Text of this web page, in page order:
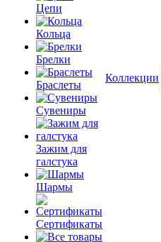
Цепи
Кольца
Брелки
Браслеты
Сувениры
Зажим для
галстука
Шармы
Сертификаты
Коллекции